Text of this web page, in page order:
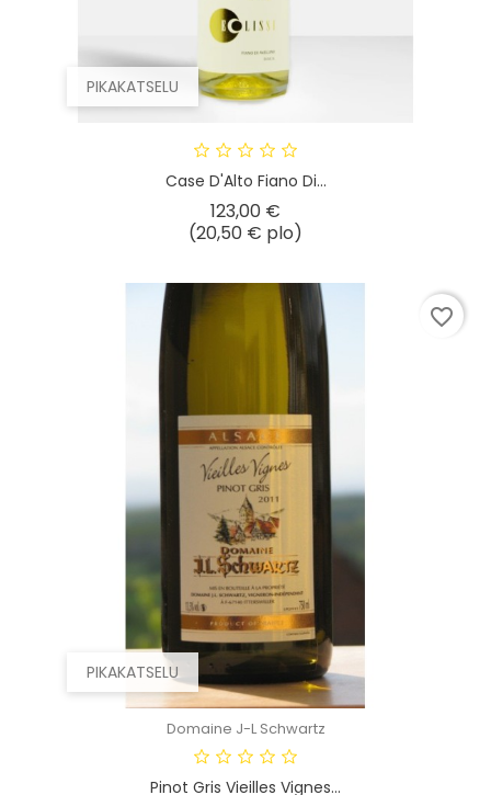
PIKAKATSELU
Case D'Alto Fiano Di...
123,00 €
(20,50 € plo)
PIKAKATSELU
Domaine J-L Schwartz
Pinot Gris Vieilles Vignes...
favorite_border